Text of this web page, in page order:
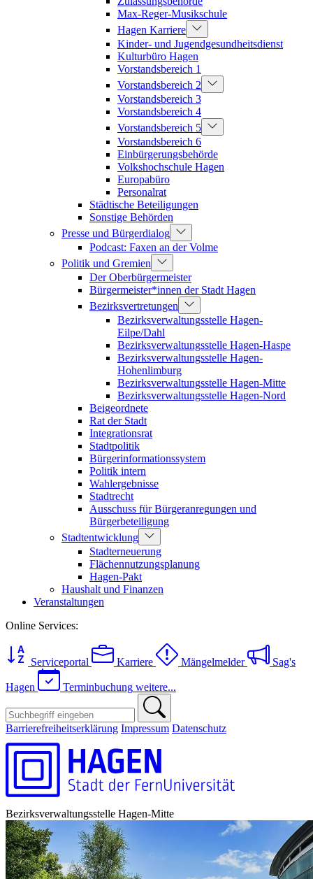
Max-Reger-Musikschule
Hagen Karriere
Kinder- und Jugendgesundheitsdienst
Kulturbüro Hagen
Vorstandsbereich 1
Vorstandsbereich 2
Vorstandsbereich 3
Vorstandsbereich 4
Vorstandsbereich 5
Vorstandsbereich 6
Einbürgerungsbehörde
Volkshochschule Hagen
Europabüro
Personalrat
Städtische Beteiligungen
Sonstige Behörden
Presse und Bürgerdialog
Podcast: Faxen an der Volme
Politik und Gremien
Der Oberbürgermeister
Bürgermeister*innen der Stadt Hagen
Bezirksvertretungen
Bezirksverwaltungsstelle Hagen-
Eilpe/Dahl
Bezirksverwaltungsstelle Hagen-Haspe
Bezirksverwaltungsstelle Hagen-
Hohenlimburg
Bezirksverwaltungsstelle Hagen-Mitte
Bezirksverwaltungsstelle Hagen-Nord
Beigeordnete
Rat der Stadt
Integrationsrat
Stadtpolitik
Bürgerinformationssystem
Politik intern
Wahlergebnisse
Stadtrecht
Ausschuss für Bürgeranregungen und
Bürgerbeteiligung
Stadtentwicklung
Stadterneuerung
Flächennutzungsplanung
Hagen-Pakt
Haushalt und Finanzen
Veranstaltungen
Online Services:
Serviceportal Karriere Mängelmelder Sag's
Hagen Terminbuchung weitere...
Barrierefreiheitserklärung Impressum Datenschutz
Bezirksverwaltungsstelle Hagen-Mitte